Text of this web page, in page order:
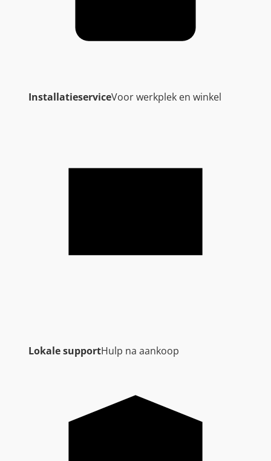
InstallatieserviceVoor werkplek en winkel
Lokale supportHulp na aankoop